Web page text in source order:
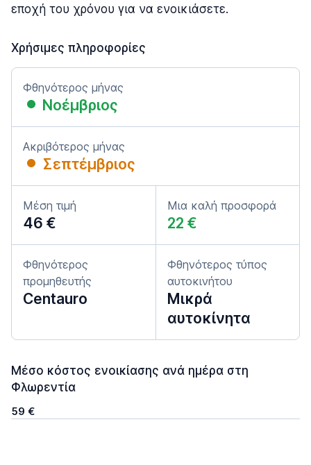
εποχή του χρόνου για να ενοικιάσετε.
Χρήσιμες πληροφορίες
Φθηνότερος μήνας
Νοέμβριος
Ακριβότερος μήνας
Σεπτέμβριος
Μέση τιμή
46 €
Μια καλή προσφορά
22 €
Φθηνότερος
προμηθευτής
Centauro
Φθηνότερος τύπος
αυτοκινήτου
Μικρά
αυτοκίνητα
Μέσο κόστος ενοικίασης ανά ημέρα στη
Φλωρεντία
59 €